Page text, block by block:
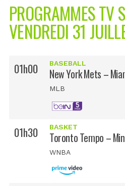
PROGRAMMES TV
VENDREDI 31
01h00 BASEBALL
New York Mets –
MLB
01h30 BASKET
Toronto Tempo –
WNBA